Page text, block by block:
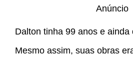
Anúncio
Dalton tinha 99 anos e ainda
Mesmo assim, suas obras